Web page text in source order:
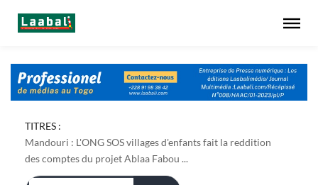
TITRES :
Mandouri : L'ONG SOS villages d'enfants fait la reddition
des comptes du projet Ablaa Fabou ...
projet de culture du bambou ...